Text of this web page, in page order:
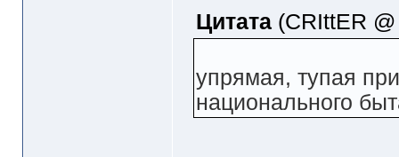
Цитата(CRIttER @
упрямая, тупая
национального